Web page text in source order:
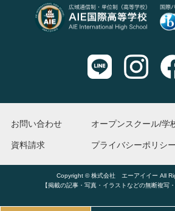
お問い合わせ オープンスクール/学
資料請求 プライバシーポリシー
Copyright © 株式会社 エーアイイー All
【掲載の記事・写真・イラストなどの無断複写